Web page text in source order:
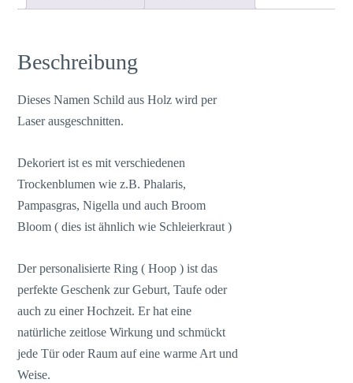
Menge
Beschreibung
Dieses Namen Schild aus Holz wird per
Laser ausgeschnitten.
Dekoriert ist es mit verschiedenen
Trockenblumen wie z.B. Phalaris,
Pampasgras, Nigella und auch Broom
Bloom ( dies ist ähnlich wie Schleierkraut )
Der personalisierte Ring ( Hoop ) ist das
perfekte Geschenk zur Geburt, Taufe oder
auch zu einer Hochzeit. Er hat eine
natürliche zeitlose Wirkung und schmückt
jede Tür oder Raum auf eine warme Art und
Weise.